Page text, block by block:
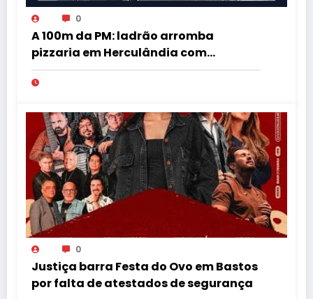
0
A 100m da PM: ladrão arromba
pizzaria em Herculândia com
patinete furtado
0
Justiça barra Festa do Ovo em Bastos
por falta de atestados de segurança